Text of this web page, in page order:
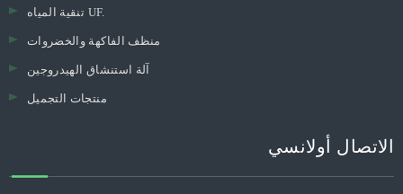
تنقية المياه UF.
منظف ​​الفاكهة والخضروات
آلة استنشاق الهيدروجين
منتجات التجميل
الاتصال أولانسي